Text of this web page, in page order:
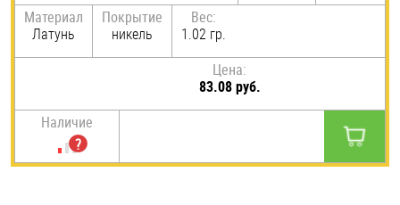
Штифты и пальцы
Материал
Латунь
Покрытие
никель
Вес:
1.02 гр.
Цена:
83.08 руб.
Наличие